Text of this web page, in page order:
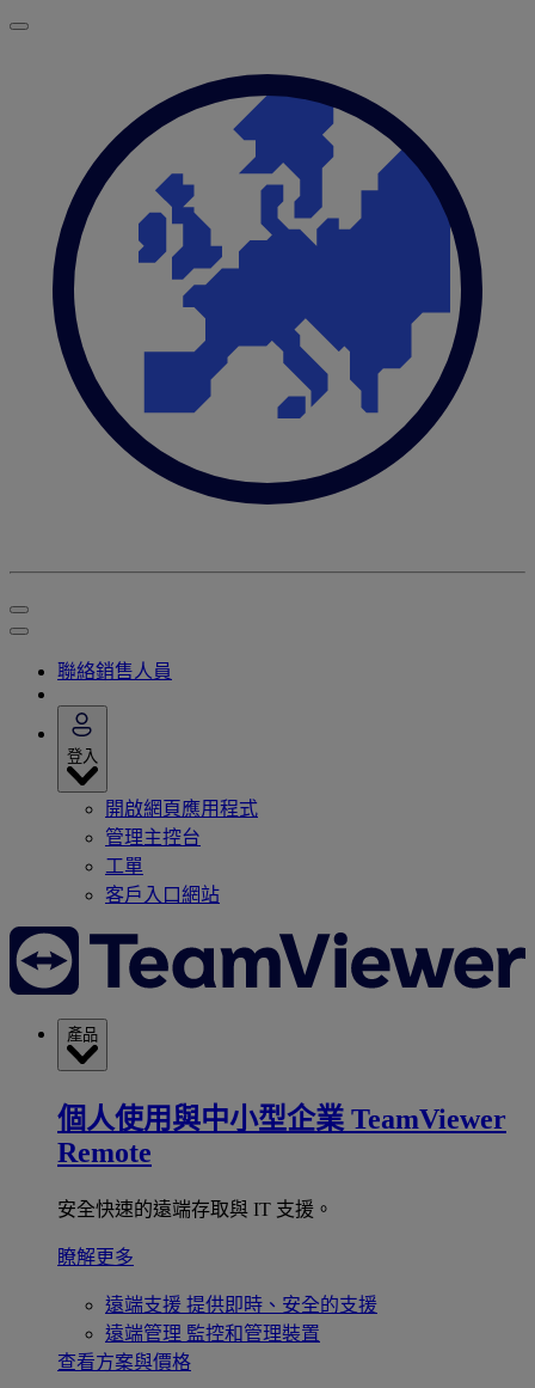
聯絡銷售人員
登入
開啟網頁應用程式
管理主控台
工單
客戶入口網站
產品
個人使用與中小型企業 TeamViewer
Remote
安全快速的遠端存取與 IT 支援。
瞭解更多
遠端支援 提供即時、安全的支援
遠端管理 監控和管理裝置
查看方案與價格